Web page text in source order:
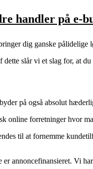
handler på e-
dig ganske pålidelige
dette slår vi et slag for, at
på også absolut
online forretninger hvor
til at fornemme
er annoncefinansieret. Vi